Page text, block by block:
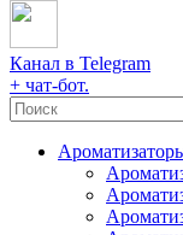
Канал в Telegram
+ чат-бот.